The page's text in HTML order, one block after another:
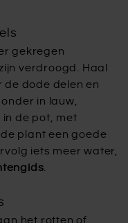
gekregen
verdroogd. Haal
dode delen en
in lauw,
de pot, met
plant een goede
iets meer water,
het rotten of